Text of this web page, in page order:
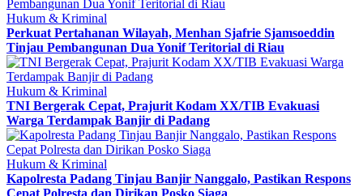
Hukum & Kriminal
Perkuat Pertahanan Wilayah, Menhan Sjafrie Sjamsoeddin
Tinjau Pembangunan Dua Yonif Teritorial di Riau
Hukum & Kriminal
TNI Bergerak Cepat, Prajurit Kodam XX/TIB Evakuasi
Warga Terdampak Banjir di Padang
Hukum & Kriminal
Kapolresta Padang Tinjau Banjir Nanggalo, Pastikan Respons
Cepat Polresta dan Dirikan Posko Siaga